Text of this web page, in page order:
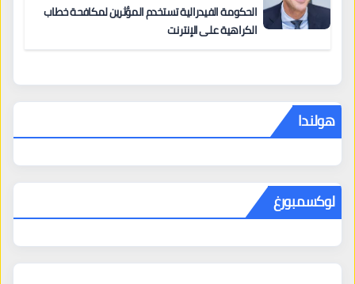
الحكومة الفيدرالية تستخدم المؤثرين لمكافحة خطاب
الكراهية على الإنترنت
هولندا
لوكسمبورغ